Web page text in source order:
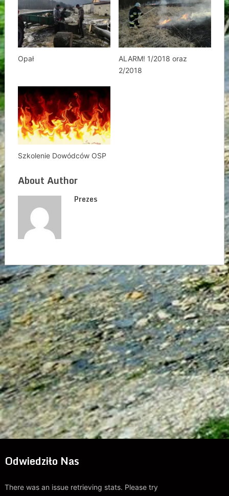
Opał
ALARM! 1/2018 oraz
2/2018
Szkolenie Dowódców OSP
About Author
Prezes
Odwiedziło Nas
There was an issue retrieving stats. Please try